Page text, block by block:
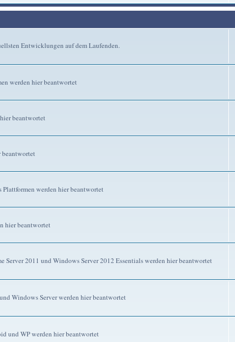
Entwicklungen auf dem Laufenden.
werden hier beantwortet
beantwortet
beantwortet
werden hier beantwortet
hier beantwortet
2011 und Windows Server 2012 Essentials werden hier beantwortet
Windows Server werden hier beantwortet
und WP werden hier beantwortet